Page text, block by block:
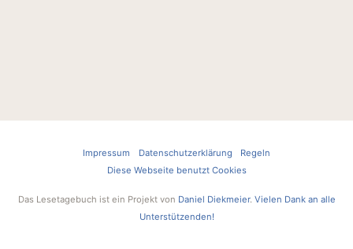
Impressum Datenschutzerklärung
Regeln
Diese Webseite benutzt Cookies
Das Lesetagebuch ist ein Projekt von Daniel Diekmeier. Vielen Dank an alle
Unterstützenden!